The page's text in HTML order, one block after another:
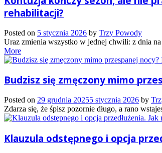
rehabilitacji?
Posted on 5 stycznia 2026 by Trzy Powody
Uraz zmienia wszystko w jednej chwili: z dnia
More
Budzisz się zmęczony mimo
Posted on 29 grudnia 20255 stycznia 2026 by
Zdarza się, że śpisz pozornie długo, a rano
Klauzula odstępnego i opcja